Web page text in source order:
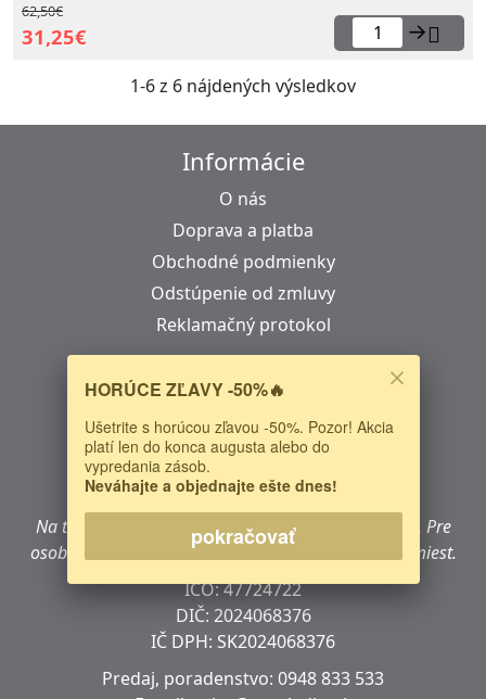
62,50€
31,25€ →
1-6 z 6 nájdených výsledkov
Informácie
O nás
Doprava a platba
Obchodné podmienky
Odstúpenie od zmluvy
Reklamačný protokol
Kontakt
LED House s.r.o.
Šuhajova 1207/40
040 18 Košice
Slovensko
Na tejto adrese sa
nenachádza kamenná predajňa. Pre
osobný nákup navštívte jedno z našich predajných miest.
IČO: 47724722
DIČ: 2024068376
IČ DPH: SK2024068376
Predaj, poradenstvo: 0948 833 533
HORÚCE ZĽAVY -50%🔥
Ušetrite s horúcou zľavou -50%. Pozor! Akcia
platí len do konca augusta alebo do
vypredania zásob.
Neváhajte a objednajte ešte dnes!
pokračovať